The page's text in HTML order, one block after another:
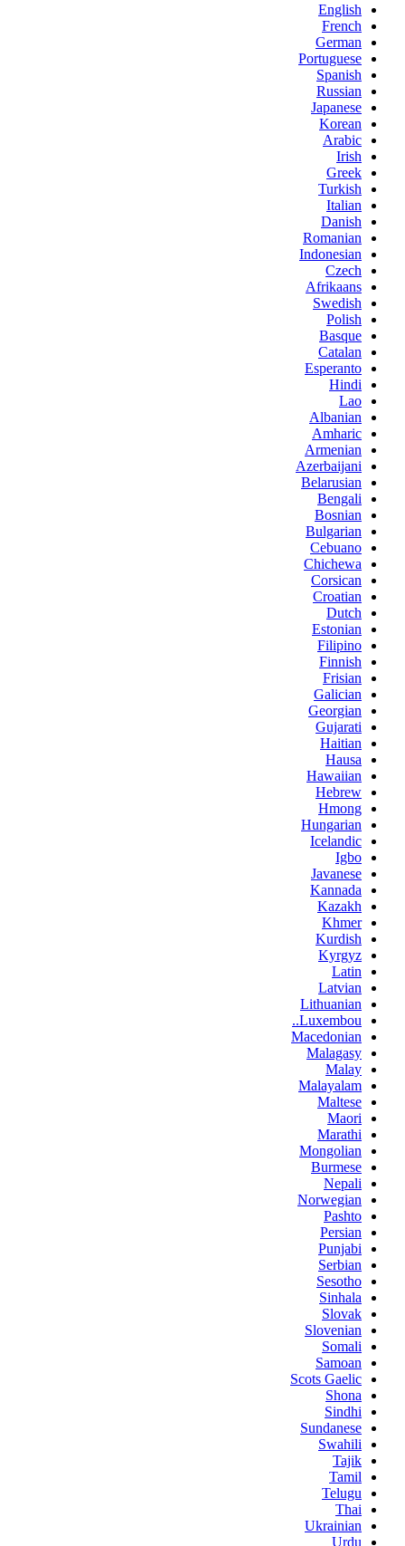
English
French
German
Portuguese
Spanish
Russian
Japanese
Korean
Arabic
Irish
Greek
Turkish
Italian
Danish
Romanian
Indonesian
Czech
Afrikaans
Swedish
Polish
Basque
Catalan
Esperanto
Hindi
Lao
Albanian
Amharic
Armenian
Azerbaijani
Belarusian
Bengali
Bosnian
Bulgarian
Cebuano
Chichewa
Corsican
Croatian
Dutch
Estonian
Filipino
Finnish
Frisian
Galician
Georgian
Gujarati
Haitian
Hausa
Hawaiian
Hebrew
Hmong
Hungarian
Icelandic
Igbo
Javanese
Kannada
Kazakh
Khmer
Kurdish
Kyrgyz
Latin
Latvian
Lithuanian
Luxembou..
Macedonian
Malagasy
Malay
Malayalam
Maltese
Maori
Marathi
Mongolian
Burmese
Nepali
Norwegian
Pashto
Persian
Punjabi
Serbian
Sesotho
Sinhala
Slovak
Slovenian
Somali
Samoan
Scots Gaelic
Shona
Sindhi
Sundanese
Swahili
Tajik
Tamil
Telugu
Thai
Ukrainian
Urdu